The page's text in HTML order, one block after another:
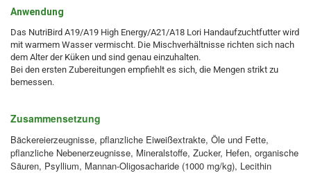
Anwendung
Das NutriBird A19/A19 High Energy/A21/A18 Lori Handaufzuchtfutter wird
mit warmem Wasser vermischt. Die Mischverhältnisse richten sich nach
dem Alter der Küken und sind genau einzuhalten.
Bei den ersten Zubereitungen empfiehlt es sich, die Mengen strikt zu
bemessen.
Zusammensetzung
Bäckereierzeugnisse, pflanzliche Eiweißextrakte, Öle und Fette,
pflanzliche Nebenerzeugnisse, Mineralstoffe, Zucker, Hefen, organische
Säuren, Psyllium, Mannan-Oligosacharide (1000 mg/kg), Lecithin